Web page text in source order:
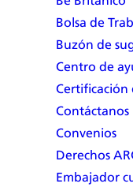
Bolsa de
Buzón de
Centro de
Certificación
Contáctanos
Convenios
Derechos
Embajador